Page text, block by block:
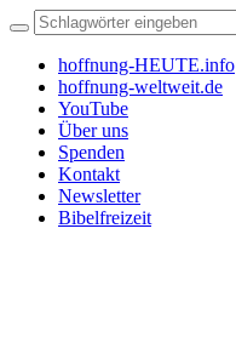
hoffnung-HEUTE.info
hoffnung-weltweit.de
YouTube
Über uns
Spenden
Kontakt
Newsletter
Bibelfreizeit